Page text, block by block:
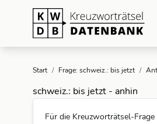
Start / Frage: schweiz.: bis jetzt /
schweiz.: bis jetzt - anhin
Für die Kreuzworträtsel-Frage